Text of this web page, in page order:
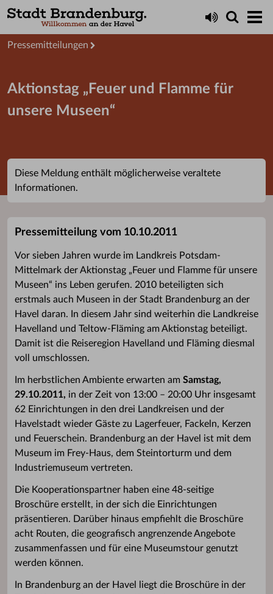
Presseservice
Pressemitteilungen
Aktionstag „Feuer und Flamme für
unsere Museen“
Diese Meldung enthält möglicherweise veraltete
Informationen.
Pressemitteilung vom 10.10.2011
Vor sieben Jahren wurde im Landkreis Potsdam-
Mittelmark der Aktionstag „Feuer und Flamme für unsere
Museen“ ins Leben gerufen. 2010 beteiligten sich
erstmals auch Museen in der Stadt Brandenburg an der
Havel daran. In diesem Jahr sind weiterhin die Landkreise
Havelland und Teltow-Fläming am Aktionstag beteiligt.
Damit ist die Reiseregion Havelland und Fläming diesmal
voll umschlossen.
Im herbstlichen Ambiente erwarten am Samstag,
29.10.2011, in der Zeit von 13:00 – 20:00 Uhr insgesamt
62 Einrichtungen in den drei Landkreisen und der
Havelstadt wieder Gäste zu Lagerfeuer, Fackeln, Kerzen
und Feuerschein. Brandenburg an der Havel ist mit dem
Museum im Frey-Haus, dem Steintorturm und dem
Industriemuseum vertreten.
Die Kooperationspartner haben eine 48-seitige
Broschüre erstellt, in der sich die Einrichtungen
präsentieren. Darüber hinaus empfiehlt die Broschüre
acht Routen, die geografisch angrenzende Angebote
zusammenfassen und für eine Museumstour genutzt
werden können.
In Brandenburg an der Havel liegt die Broschüre in der